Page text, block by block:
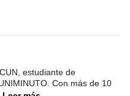
estudiante de
Con más de 10